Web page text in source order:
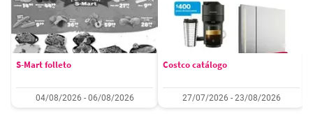
S-Mart folleto
04/08/2026 - 06/08/2026
Costco catálogo
27/07/2026 - 23/08/2026